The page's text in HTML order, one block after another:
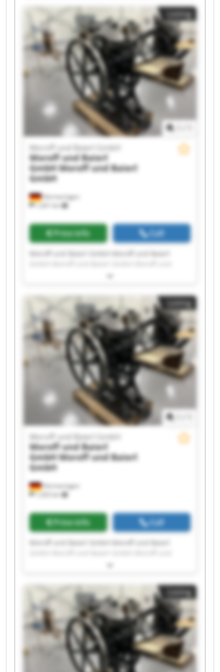
Moroff und Baierl GmbH Moroff und Baierl
GmbH Moroff und Baierl GmbH Moroff und
Baierl GmbH Moroff und Baierl GmbH Moroff
und Baierl GmbH Moroff und Baierl GmbH
Moroff und Baierl GmbH Moroff und Baierl
GmbH Moroff und Baierl GmbH Moroff und
Baierl GmbH Moroff und Baierl GmbH Moroff
und Baierl GmbH
Listing
Hermaringen
1,201 km
Moroff und Baierl GmbH
Moroff und Baierl
GmbHMoroff und Baierl
GmbH
Price info Call
Moroff und Baierl GmbH Moroff und Baierl
Baierl GmbH Moroff und Baierl GmbH Moroff
Moroff und Baierl GmbH Moroff und Baierl
GmbH Moroff und Baierl GmbH Moroff und
Baierl GmbH Moroff und Baierl GmbH Moroff
und Baierl GmbH Moroff und Baierl GmbH
Moroff und Baierl GmbH Moroff und Baierl
GmbH Moroff und Baierl GmbH Moroff und
Baierl GmbH Moroff und Baierl GmbH Moroff
und Baierl GmbH
Listing
Hermaringen
1,202 km
Moroff und Baierl GmbH
Moroff und Baierl
GmbHMoroff und Baierl
GmbH
Price info Call
Moroff und Baierl GmbH Moroff und Baierl
Baierl GmbH Moroff und Baierl GmbH Moroff
Moroff und Baierl GmbH Moroff und Baierl
GmbH Moroff und Baierl GmbH Moroff und
Baierl GmbH Moroff und Baierl GmbH Moroff
und Baierl GmbH Moroff und Baierl GmbH
Moroff und Baierl GmbH Moroff und Baierl
GmbH Moroff und Baierl GmbH Moroff und
Baierl GmbH Moroff und Baierl GmbH Moroff
und Baierl GmbH
Listing